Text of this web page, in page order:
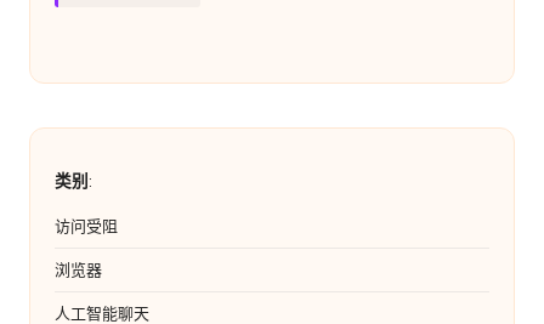
类别 :
访问受阻
浏览器
人工智能聊天